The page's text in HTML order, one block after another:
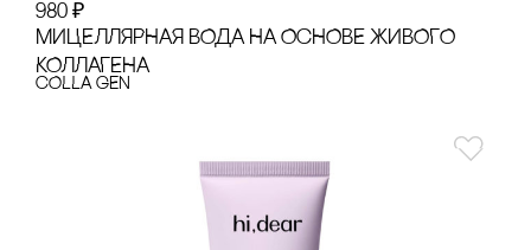
980 ₽
МИЦЕЛЛЯРНАЯ ВОДА НА ОсНОВЕ ЖИВОГО
КОЛЛАГЕНА
cOLLA GEN